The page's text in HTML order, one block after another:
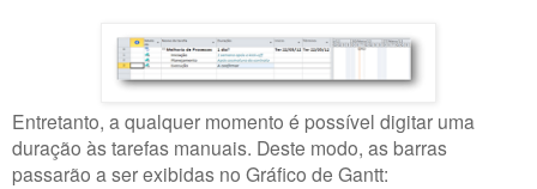
Entretanto, a qualquer momento é possível digitar uma
duração às tarefas manuais. Deste modo, as barras
passarão a ser exibidas no Gráfico de Gantt: